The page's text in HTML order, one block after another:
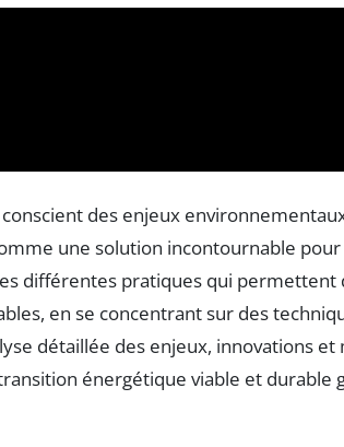
des enjeux
une solution incontournable
différentes pratiques qui permettent
en se concentrant sur des
détaillée des enjeux, innovations et
énergétique viable et durable